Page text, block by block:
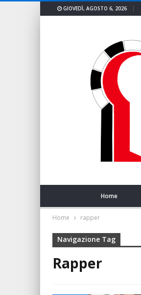
GIOVEDÌ, AGOSTO 6, 2026
Home
Home rapper
Navigazione Tag
Rapper